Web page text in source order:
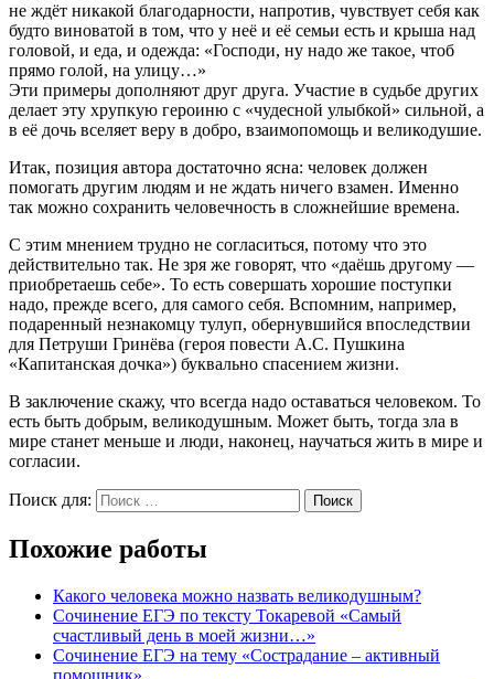
не ждёт никакой благодарности, напротив, чувствует себя как
будто виноватой в том, что у неё и её семьи есть и крыша над
головой, и еда, и одежда: «Господи, ну надо же такое, чтоб
прямо голой, на улицу…»
Эти примеры дополняют друг друга. Участие в судьбе других
делает эту хрупкую героиню с «чудесной улыбкой» сильной, а
в её дочь вселяет веру в добро, взаимопомощь и великодушие.
Итак, позиция автора достаточно ясна: человек должен
помогать другим людям и не ждать ничего взамен. Именно
так можно сохранить человечность в сложнейшие времена.
С этим мнением трудно не согласиться, потому что это
действительно так. Не зря же говорят, что «даёшь другому —
приобретаешь себе». То есть совершать хорошие поступки
надо, прежде всего, для самого себя. Вспомним, например,
подаренный незнакомцу тулуп, обернувшийся впоследствии
для Петруши Гринёва (героя повести А.С. Пушкина
«Капитанская дочка») буквально спасением жизни.
В заключение скажу, что всегда надо оставаться человеком. То
есть быть добрым, великодушным. Может быть, тогда зла в
мире станет меньше и люди, наконец, научаться жить в мире и
согласии.
Поиск для: Поиск
Похожие работы
Какого человека можно назвать великодушным?
Сочинение ЕГЭ по тексту Токаревой «Самый
счастливый день в моей жизни…»
Cочинение ЕГЭ на тему «Сострадание – активный